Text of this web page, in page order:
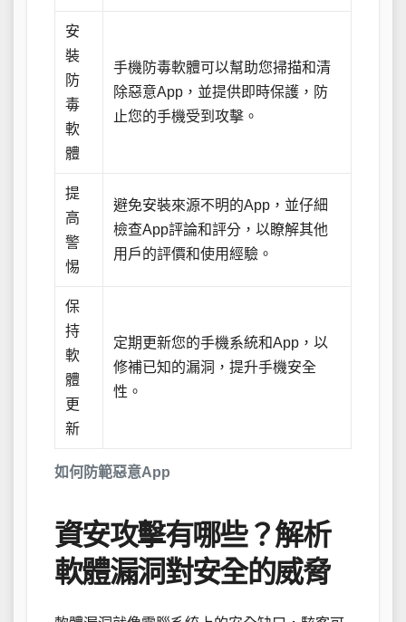
如何防範惡意App
安
裝
防
毒
軟
體
手機防毒軟體可以幫助您掃描和清
除惡意App，並提供即時保護，防
止您的手機受到攻擊。
提
高
警
惕
避免安裝來源不明的App，並仔細
檢查App評論和評分，以瞭解其他
用戶的評價和使用經驗。
保
持
軟
體
更
新
定期更新您的手機系統和App，以
修補已知的漏洞，提升手機安全
性。
資安攻擊有哪些？解析
軟體漏洞對安全的威脅